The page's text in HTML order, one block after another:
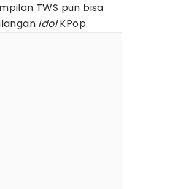
TWS pun bisa
idolKPop.